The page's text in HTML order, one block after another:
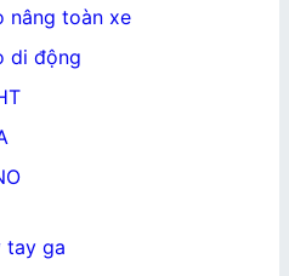
nâng toàn xe
di động
tay ga